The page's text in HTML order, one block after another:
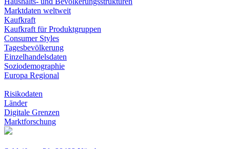
Marktdaten weltweit
Kaufkraft
Kaufkraft für Produktgruppen
Consumer Styles
Tagesbevölkerung
Einzelhandelsdaten
Soziodemographie
Europa Regional
Risikodaten
Länder
Digitale Grenzen
Marktforschung